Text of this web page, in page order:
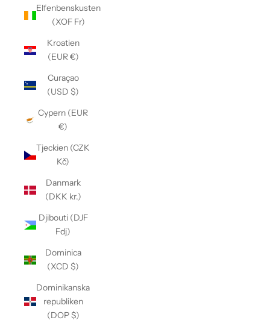
Elfenbenskusten
(XOF Fr)
Kroatien
(EUR €)
Curaçao
(USD $)
Cypern (EUR
€)
Tjeckien (CZK
Kč)
Danmark
(DKK kr.)
Djibouti (DJF
Fdj)
Dominica
(XCD $)
Dominikanska
republiken
(DOP $)